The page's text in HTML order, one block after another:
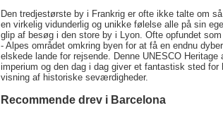
Den tredjestørste by i Frankrig er ofte ikke talte om
en virkelig vidunderlig og unikke følelse alle på sin
glip af besøg i den store by i Lyon. Ofte opfundet
- Alpes området omkring byen for at få en endnu
elskede lande for rejsende. Denne UNESCO
imperium og den dag i dag giver et fantastisk sted
visning af historiske seværdigheder.
Recommende drev i Barcelona